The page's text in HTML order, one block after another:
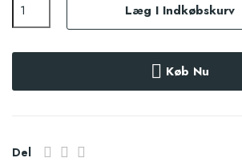
Læg I Indkøbskurv
Køb Nu
Del